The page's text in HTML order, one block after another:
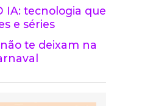
IA: tecnologia que
e séries
te deixam na